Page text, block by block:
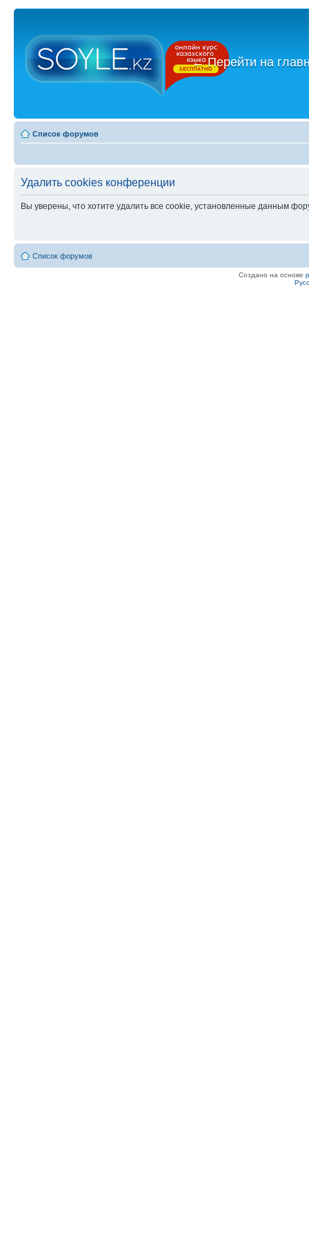
←Перейти на
Список форумов
Удалить cookies конференции
Вы уверены, что хотите удалить все cookie, установленные данным
Список форумов
Создано на основе